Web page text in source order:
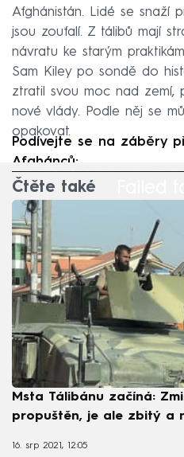
Afghánistán. Lidé se snaží
jsou zoufalí. Z tálibů mají
návratu ke starým
Sam Kiley po sondě do
ztratil svou moc nad zemí,
nové vlády. Podle něj se
opakovat.
Podívejte se na záběry
Afghánců:
Čtěte také
Msta Tálibánu začíná:
propuštěn, je ale zbitý a
16. srp 2021, 12:05